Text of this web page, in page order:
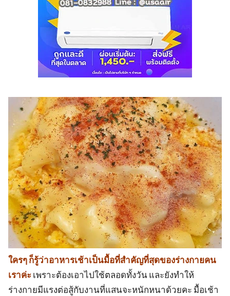
ใครๆ ก็รู้ว่าอาหารเช้าเป็นมื้อที่สำคัญที่สุดของร่างกายคน
เราค่ะเพราะต้องเอาไปใช้ตลอดทั้งวัน และยังทำให้
ร่างกายมีแรงต่อสู้กับงานที่แสนจะหนักหนาด้วยคะ มื้อเช้า